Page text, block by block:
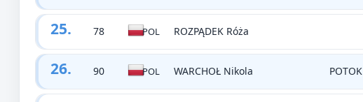
25. 78 POL ROZPĄDEK Róża
26. 90 POL WARCHOŁ Nikola POTOK